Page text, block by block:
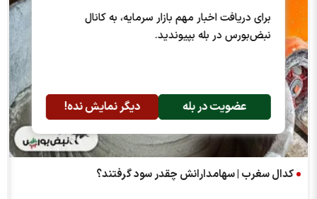
برای دریافت اخبار مهم بازار سرمایه، به کانال
نبض‌بورس در بله بپیوندید.
عضویت در بله دیگر نمایش نده!
کدال سغرب | سهامدارانش چقدر سود گرفتند؟